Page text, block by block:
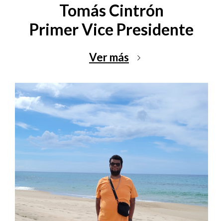
Tomás Cintrón
Primer Vice Presidente
Ver más